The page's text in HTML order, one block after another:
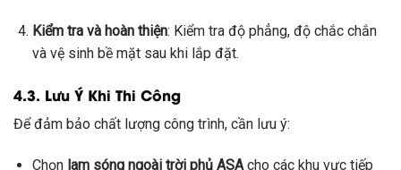
Kiểm tra và hoàn thiện: Kiểm tra độ phẳng, độ chắc chắn
và vệ sinh bề mặt sau khi lắp đặt.
4.3. Lưu Ý Khi Thi Công
Để đảm bảo chất lượng công trình, cần lưu ý:
Chọn lam sóng ngoài trời phủ ASAcho các khu vực tiếp